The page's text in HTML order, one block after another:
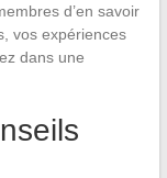
d’en savoir
vos expériences
dans une